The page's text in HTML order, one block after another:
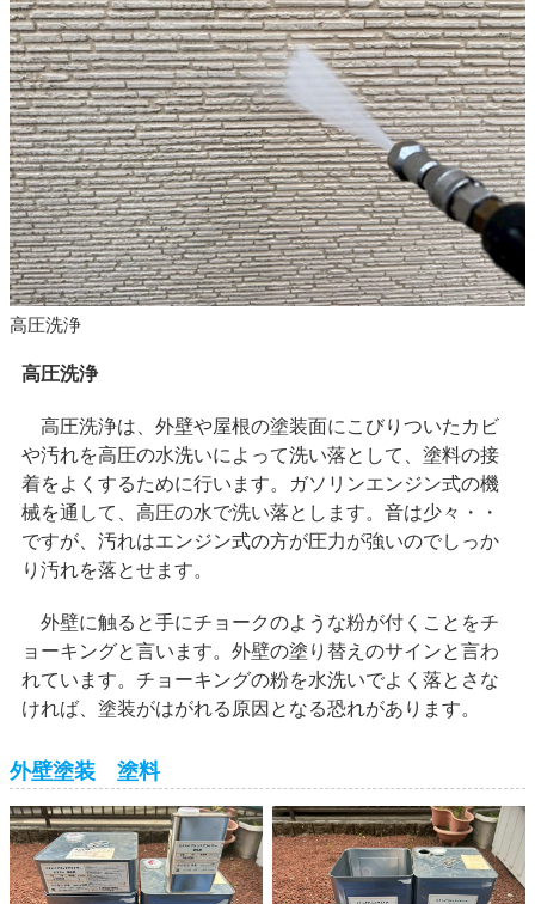
高圧洗浄
高圧洗浄
高圧洗浄は、外壁や屋根の塗装面にこびりついたカビ
や汚れを高圧の水洗いによって洗い落として、塗料の接
着をよくするために行います。ガソリンエンジン式の機
械を通して、高圧の水で洗い落とします。音は少々・・
ですが、汚れはエンジン式の方が圧力が強いのでしっか
り汚れを落とせます。
外壁に触ると手にチョークのような粉が付くことをチ
ョーキングと言います。外壁の塗り替えのサインと言わ
れています。チョーキングの粉を水洗いでよく落とさな
ければ、塗装がはがれる原因となる恐れがあります。
外壁塗装 塗料